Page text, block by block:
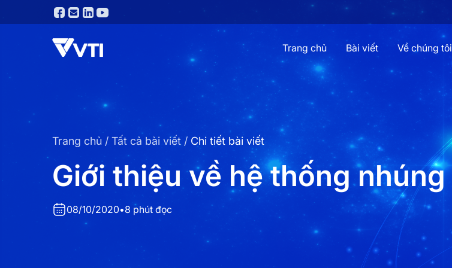
Trang chủ Bài viết Về chúng tôi
Trang chủ / Tất cả bài viết / Chi tiết bài viết
Giới thiệu về hệ thống nhúng
08/10/2020•8 phút đọc